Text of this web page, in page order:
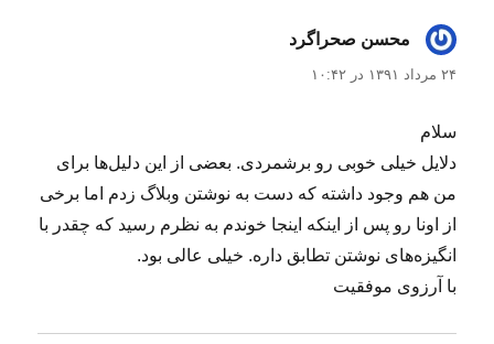
محسن صحراگرد
۲۴ مرداد ۱۳۹۱ در ۱۰:۴۲
سلام
دلایل خیلی خوبی رو برشمردی. بعضی از این دلیل‌ها برای
من هم وجود داشته که دست به نوشتن وبلاگ زدم اما برخی
از اونا رو پس از اینکه اینجا خوندم به نظرم رسید که چقدر با
انگیزه‌های نوشتن تطابق داره. خیلی عالی بود.
با آرزوی موفقیت